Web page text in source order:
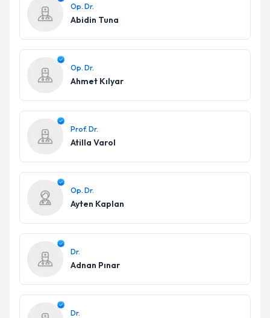
Op. Dr.
Abidin Tuna
Op. Dr.
Ahmet Kılyar
Prof. Dr.
Atilla Varol
Op. Dr.
Ayten Kaplan
Dr.
Adnan Pınar
Dr.